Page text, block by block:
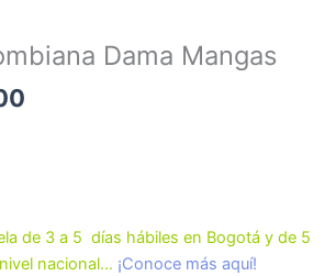
Dama Mangas
de 3 a 5 días hábiles en Bogotá y de 5
nacional… ¡Conoce más aquí!